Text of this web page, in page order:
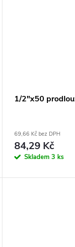
1/2"x50
69,66 Kč bez DPH
84,29 Kč
Skladem 3 ks